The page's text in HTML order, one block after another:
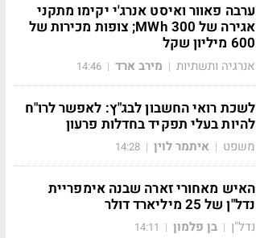
ערבה פאוור ואיסט אנרג'י יקימו מתקני
אגירה של 300 MWh; צופות מכירות של
600 מיליון שקל
אנרגיה ותשתיות | מירב ארד |
14:46
לשכת רואי החשבון לבג"ץ: לאפשר לרו"ח
להיות בעלי תפקיד בחדלות פרעון
משפט | איתמר לוין |
14:28
האיש מאחורי זארה שבנה אימפריית
נדל"ן של 25 מיליארד דולר
נדל"ן | בן פלמון |
14:11